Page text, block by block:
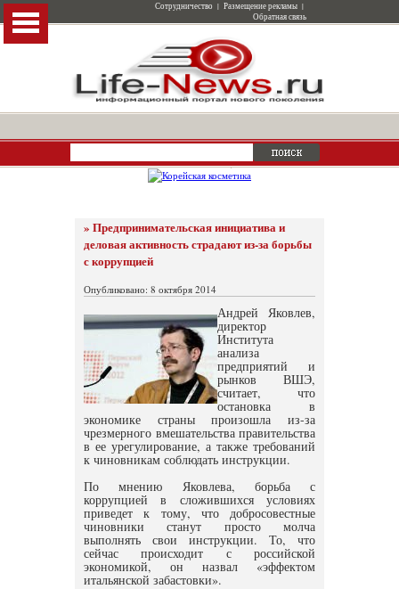
Сотрудничество | Размещение рекламы |
Обратная связь
» Предпринимательская инициатива и
деловая активность страдают из-за борьбы
с коррупцией
Опубликовано: 8 октября 2014
Андрей Яковлев,
директор
Института
анализа
предприятий и
рынков ВШЭ,
считает, что
остановка в
экономике страны произошла из-за
чрезмерного вмешательства правительства
в ее урегулирование, а также требований
к чиновникам соблюдать инструкции.
По мнению Яковлева, борьба с
коррупцией в сложившихся условиях
приведет к тому, что добросовестные
чиновники станут просто молча
выполнять свои инструкции. То, что
сейчас происходит с российской
экономикой, он назвал «эффектом
итальянской забастовки».